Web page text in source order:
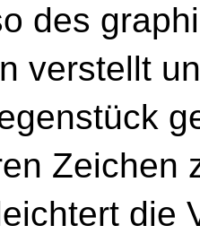
des
verstellt
Zeichen
die